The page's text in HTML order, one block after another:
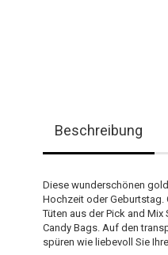
Beschreibung
Diese wunderschönen
Hochzeit oder Geburtstag.
Tüten aus der Pick and
Candy Bags. Auf den
spüren wie liebevoll Sie